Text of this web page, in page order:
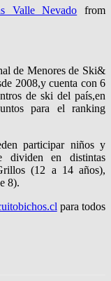
Valle Nevado from
de Menores de Ski&
2008,y cuenta con 6
de ski del país,en
para el ranking
participar niños y
dividen en distintas
(12 a 14 años),
8).
para todos